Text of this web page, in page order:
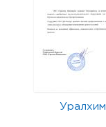
Уралхим